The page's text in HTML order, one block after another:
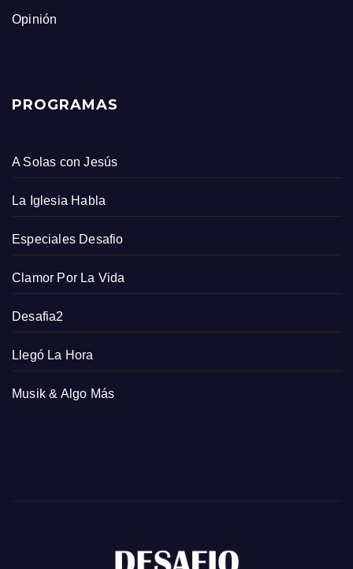
Opinión
PROGRAMAS
A Solas con Jesús
La Iglesia Habla
Especiales Desafio
Clamor Por La Vida
Desafia2
Llegó La Hora
Musik & Algo Más